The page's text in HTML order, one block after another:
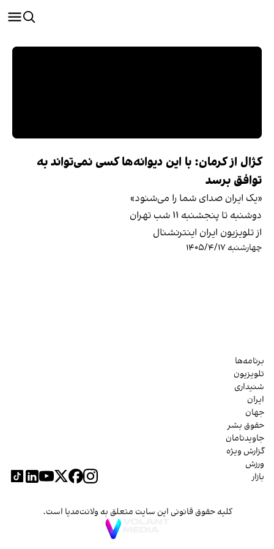
کژال از کرمان: با این دیوانه‌ها کسی نمی‌تواند به
توافق برسد
«یک ایران صدای شما را می‌شنود»
دوشنبه تا پنجشنبه ۱۱ شب تهران
از تلویزیون ایران اینترنشنال
چهارشنبه ۱۴۰۵/۴/۱۷
برنامه‌ها
تلویزیون
شنیداری
ایران
جهان
حقوق بشر
جاویدنامان
گزارش ویژه
ورزش
بازار
کلیه حقوق قانونی این سایت متعلق به ولانت‌مدیا است.